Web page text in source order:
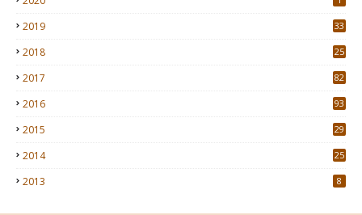
2019 33
2018 25
2017 82
2016 93
2015
29
2014 25
2013 8